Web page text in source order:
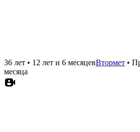
36 лет • 12 лет и 6 месяцевВтормет •
месяца